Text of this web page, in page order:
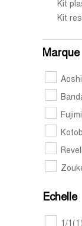
Kit
Kit
Marque
Fujimi
Revell
Echelle
1/1 (1)